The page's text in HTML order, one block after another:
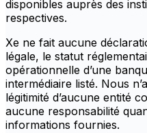
disponibles auprès des
respectives.
Xe ne fait aucune
légale, le statut
opérationnelle d’une
intermédiaire listé. Nous
légitimité d’aucune entité
aucune responsabilité
informations fournies.